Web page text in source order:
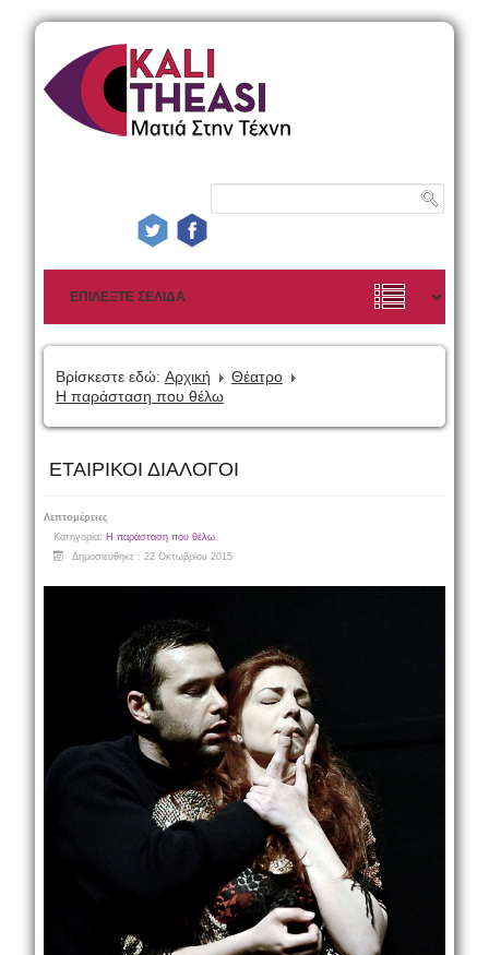
Βρίσκεστε εδώ: Αρχική
Θέατρο
Η παράσταση που θέλω
ΕΤΑΙΡΙΚΟΙ ΔΙΑΛΟΓΟΙ
Λεπτομέρειες
Κατηγορία: Η παράσταση που θέλω
Δημοσιεύθηκε : 22 Οκτωβρίου 2015